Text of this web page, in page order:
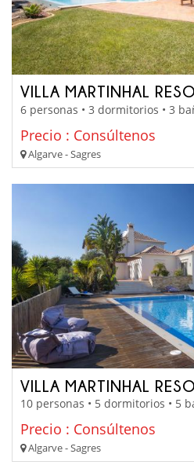
VILLA MARTINHAL
6 personas • 3 dormitorios • 3
Precio : Consúltenos
Algarve - Sagres
VILLA MARTINHAL
10 personas • 5 dormitorios • 5
Precio : Consúltenos
Algarve - Sagres